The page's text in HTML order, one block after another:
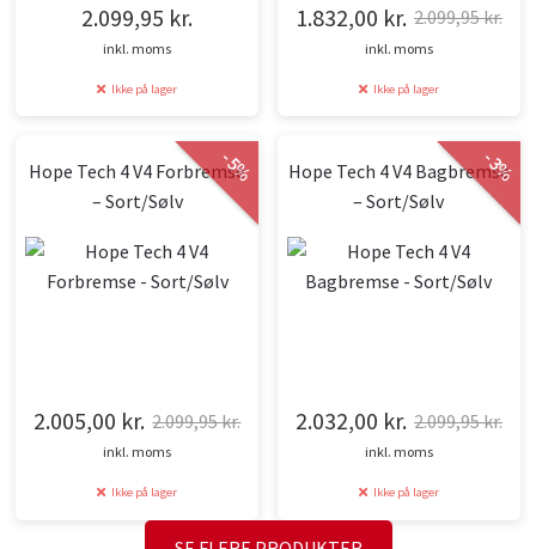
2.099,95 kr.
inkl. moms
Ikke på lager
2.099,95kr.
Den
pris
2.099,95 kr..
1.832,00 kr.
Den
pris
1.832,00 kr..
inkl. moms
Ikke på lager
Hope Tech 4 V4 Forbremse
– Sort/Sølv
-
5
%
2.099,95kr.
Den
pris
2.005,00 kr.
Den
pris
inkl. moms
Ikke på lager
Hope Tech 4 V4 Bagbremse
– Sort/Sølv
-
3
%
2.099,95kr.
Den
pris
2.032,00 kr.
Den
pris
inkl. moms
Ikke på lager